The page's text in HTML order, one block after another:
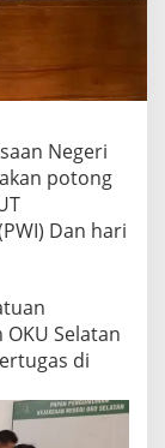
Negeri
potong
Dan hari
Selatan
di